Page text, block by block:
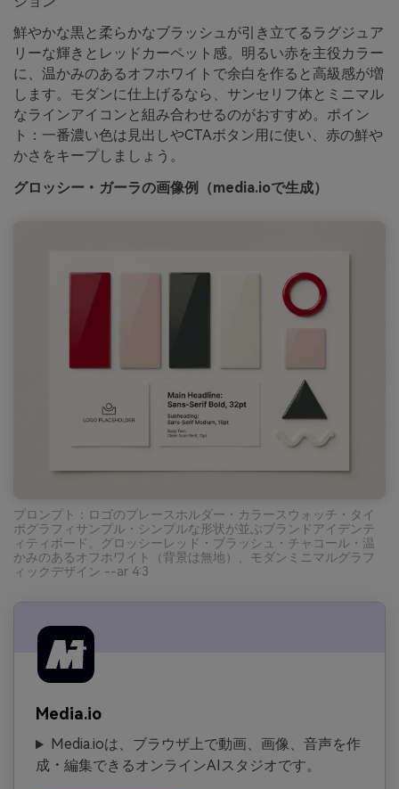
鮮やかな黒と柔らかなブラッシュが引き立てるラグジュア
リーな輝きとレッドカーペット感。明るい赤を主役カラー
に、温かみのあるオフホワイトで余白を作ると高級感が増
します。モダンに仕上げるなら、サンセリフ体とミニマル
なラインアイコンと組み合わせるのがおすすめ。ポイン
ト：一番濃い色は見出しやCTAボタン用に使い、赤の鮮や
かさをキープしましょう。
グロッシー・ガーラの画像例（media.ioで生成）
プロンプト：ロゴのプレースホルダー・カラースウォッチ・タイ
ポグラフィサンプル・シンプルな形状が並ぶブランドアイデンテ
ィティボード。グロッシーレッド・ブラッシュ・チャコール・温
かみのあるオフホワイト（背景は無地）、モダンミニマルグラフ
ィックデザイン --ar 4:3
Media.io
Media.ioは、ブラウザ上で動画、画像、音声を作
成・編集できるオンラインAIスタジオです。